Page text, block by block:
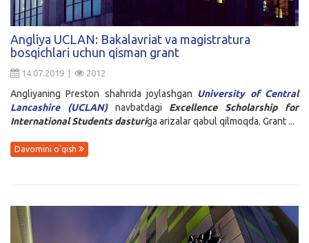
Qidirish
Kirish
Angliya UCLAN: Bakalavriat va magistratura
bosqichlari uchun qisman grant
14.07.2019 | 2012
Angliyaning Preston shahrida joylashgan University of Central
Lancashire (UCLAN)navbatdagi Excellence Scholarship for
International Students dasturiga arizalar qabul qilmoqda. Grant ...
Davomini o'qish